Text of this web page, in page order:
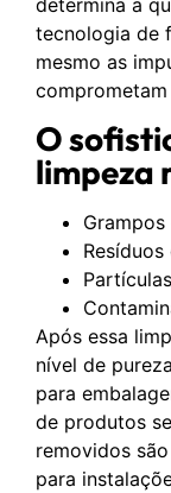
determina a
tecnologia de
mesmo as
O
limpeza
Após essa
nível de
para
de produtos
removidos
para